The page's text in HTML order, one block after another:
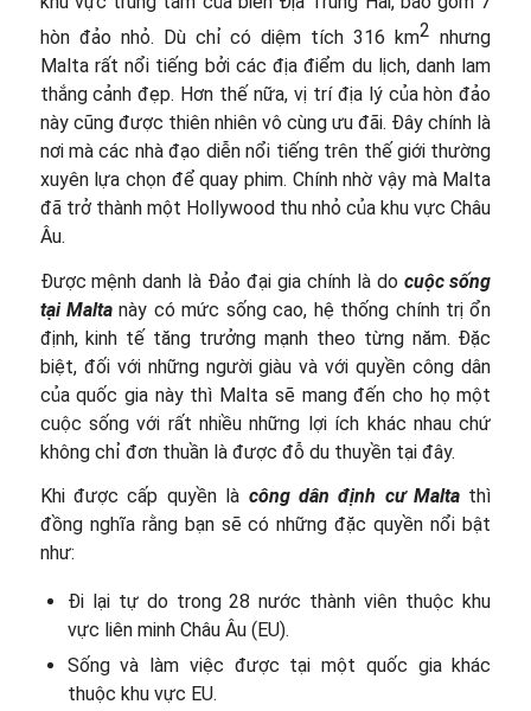
hòn đảo nhỏ. Dù chỉ có diệm tích 316 km2 nhưng
Malta rất nổi tiếng bởi các địa điểm du lịch, danh lam
thắng cảnh đẹp. Hơn thế nữa, vị trí địa lý của hòn đảo
này cũng được thiên nhiên vô cùng ưu đãi. Đây chính là
nơi mà các nhà đạo diễn nổi tiếng trên thế giới thường
xuyên lựa chọn để quay phim. Chính nhờ vậy mà Malta
đã trở thành một Hollywood thu nhỏ của khu vực Châu
Âu.
Được mệnh danh là Đảo đại gia chính là do cuộc sống
tại Malta này có mức sống cao, hệ thống chính trị ổn
định, kinh tế tăng trưởng mạnh theo từng năm. Đặc
biệt, đối với những người giàu và với quyền công dân
của quốc gia này thì Malta sẽ mang đến cho họ một
cuộc sống với rất nhiều những lợi ích khác nhau chứ
không chỉ đơn thuần là được đỗ du thuyền tại đây.
Khi được cấp quyền là công dân định cư Malta thì
đồng nghĩa rằng bạn sẽ có những đặc quyền nổi bật
như:
Đi lại tự do trong 28 nước thành viên thuộc khu
vực liên minh Châu Âu (EU).
Sống và làm việc được tại một quốc gia khác
thuộc khu vực EU.